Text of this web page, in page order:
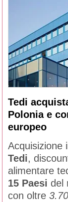
Tedi
Polonia e
europeo
Acquisizione
Tedi,
alimentare
15 Paesi del
con oltre